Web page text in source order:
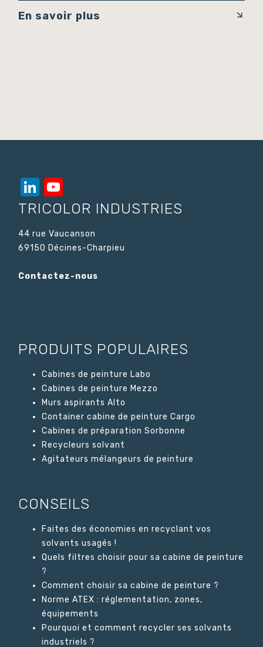
En savoir plus
LinkedIn
Channel
TRICOLOR INDUSTRIES
44 rue Vaucanson
69150 Décines-Charpieu
Contactez-nous
PRODUITS POPULAIRES
Cabines de peinture Labo
Cabines de peinture Mezzo
Murs aspirants Alto
Container cabine de peinture Cargo
Cabines de préparation Sorbonne
Recycleurs solvant
Agitateurs mélangeurs de peinture
CONSEILS
Faites des économies en recyclant vos
solvants usagés !
Quels filtres choisir pour sa cabine de peinture
?
Comment choisir sa cabine de peinture ?
Norme ATEX : réglementation, zones,
équipements
Pourquoi et comment recycler ses solvants
industriels ?